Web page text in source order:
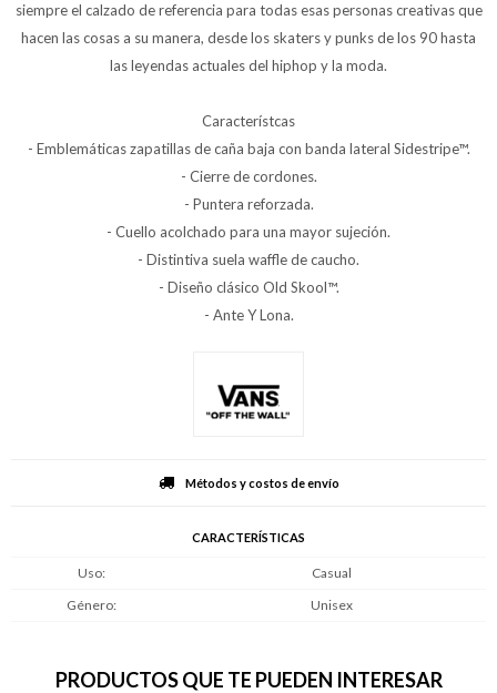
siempre el calzado de referencia para todas esas personas creativas que
hacen las cosas a su manera, desde los skaters y punks de los 90 hasta
las leyendas actuales del hiphop y la moda.
Característcas
- Emblemáticas zapatillas de caña baja con banda lateral Sidestripe™.
- Cierre de cordones.
- Puntera reforzada.
- Cuello acolchado para una mayor sujeción.
- Distintiva suela waffle de caucho.
- Diseño clásico Old Skool™.
- Ante Y Lona.
Métodos y costos de envío
CARACTERÍSTICAS
Uso
Casual
Género
Unisex
PRODUCTOS QUE TE PUEDEN INTERESAR